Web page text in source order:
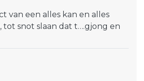
van een alles kan en alles
tot snot slaan dat t….gjong en